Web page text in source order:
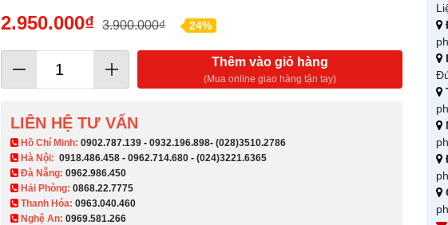
2.950.000₫ 3.900.000₫ 24%
Thêm vào giỏ hàng
(Mua online giao hàng tận tay)
LIÊN HỆ TƯ VẤN
​ Hồ Chí Minh:0902.787.139 -0932.196.898-(028)3510.2786
Hà Nội:0918.486.458 -0962.714.680 -(024)3221.6365
Đà Nẵng:0962.986.450
Hải Phòng:0868.22.7775
Thanh Hóa:0963.040.460
Nghệ An:0969.581.266